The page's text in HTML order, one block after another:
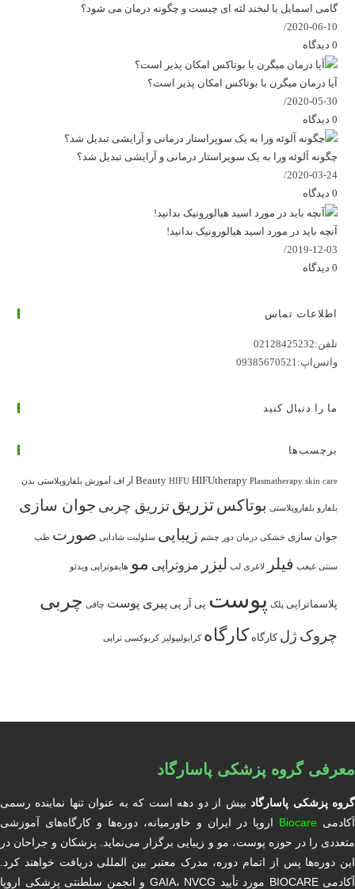
گامی اسمایل یا لبخند لثه ای چیست و چگونه درمان می شود؟
2020-06-10
/
0 دیدگاه
آیا درمان میگرن با بوتاکس امکان پذیر است؟
2020-05-30
/
0 دیدگاه
چگونه آلوئه ورا به یک سوپراستار درمانی و آرایشی تبدیل شد؟
2020-03-24
/
0 دیدگاه
آنچه باید در مورد اسید هیالورونیک بدانید!
2019-12-03
/
0 دیدگاه
اطلاعات تماس
تلفن:02128425232
واتس‌اپ: 09385670521
ما را دنبال کنید
تب
جدید
می‌شود
تب
جدید
می‌شود
تب
جدید
می‌شود
تب
جدید
می‌شود
تب
جدید
می‌شود
برچسب‌ها
Beauty HIFU HIFUtherapy Plasmatherapy skin care آر اف آموزش بلفاروپلاستی بدن
بلفارو بلفاروپلاستی بوتاکس تزریق تزریق چربی جوان سازی
جوان سازی خشکی درمان دور چشم زیبایی سلولیت شادابی صورت طب
سنتی غبغب فیلر لاغری لب لیزر مزوتراپی مو هایفوتراپی ویدئو
پلاسماتراپی پلک پوست پی آر پی پیری پوست چاقی چربی
چروک ژل کارگاه کارگاه کرایولیپولیز کربوکسی تراپی
معرفی گروه پزشکی پاسارگاد
گروه پزشکی پاسارگادبیش از دو دهه است که به عنوان تنها نماینده رسمی
آکادمی Biocare اروپا در ایران و خاورمیانه، دوره‌ها و کارگاه‌های آموزشی
متعددی را در حوزه پوست، مو و زیبایی برگزار می‌نماید. پزشکان و جراحان در
این دوره‌ها پس از اتمام دوره، مدرک معتبر بین المللی دریافت خواهند کرد.
آکادمی BIOCARE مورد تأیید GAIA، NVCG و انجمن سلطنتی پزشکی اروپا